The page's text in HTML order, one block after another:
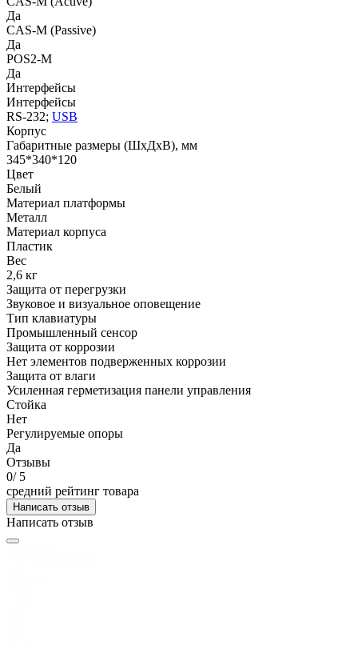
Да
СAS-M (Passive)
Да
POS2-M
Да
Интерфейсы
Интерфейсы
RS-232; USB
Корпус
Габаритные размеры (ШхДхВ), мм
345*340*120
Цвет
Белый
Материал платформы
Металл
Материал корпуса
Пластик
Вес
2,6 кг
Защита от перегрузки
Звуковое и визуальное оповещение
Тип клавиатуры
Промышленный сенсор
Защита от коррозии
Нет элементов подверженных коррозии
Защита от влаги
Усиленная герметизация панели управления
Стойка
Нет
Регулируемые опоры
Да
Отзывы
0/ 5
средний рейтинг товара
Написать отзыв
Написать отзыв